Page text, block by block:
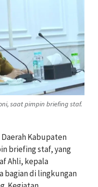
saat pimpin briefing staf.
Daerah Kabupaten
briefing staf, yang
Ahli, kepala
bagian di lingkungan